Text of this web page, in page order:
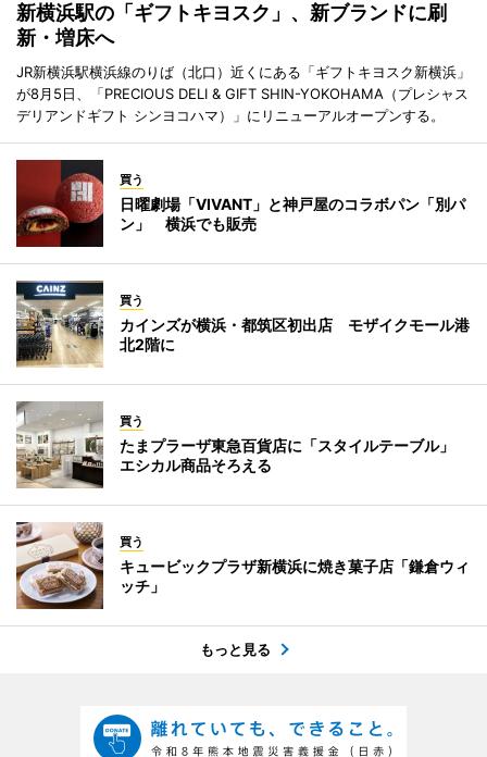
新横浜駅の「ギフトキヨスク」、新ブランドに刷
新・増床へ
JR新横浜駅横浜線のりば（北口）近くにある「ギフトキヨスク新横浜」
が8月5日、「PRECIOUS DELI & GIFT SHIN-YOKOHAMA（プレシャス
デリアンドギフト シンヨコハマ）」にリニューアルオープンする。
買う
日曜劇場「VIVANT」と神戸屋のコラボパン「別パ
ン」 横浜でも販売
買う
カインズが横浜・都筑区初出店 モザイクモール港
北2階に
買う
たまプラーザ東急百貨店に「スタイルテーブル」
エシカル商品そろえる
買う
キュービックプラザ新横浜に焼き菓子店「鎌倉ウィ
ッチ」
もっと見る